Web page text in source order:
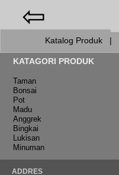
⇦
Katalog Produk |
KATAGORI PRODUK
Taman
Bonsai
Pot
Madu
Anggrek
Bingkai
Lukisan
Minuman
ADDRES